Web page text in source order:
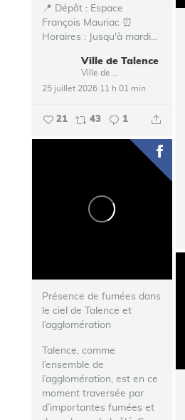
📍 Dépôt : Espace
François Mauriac ⏰
Horaires : Jusqu'à mardi...
Ville de Talence
25 juillet 2026 11 h 01 min
21 43 1
Présence de fumées dans
le ciel de Talence et
l’agglomération
Talence, comme
l’ensemble de
l’agglomération, est en ce
moment traversée par
d’importantes fumées et